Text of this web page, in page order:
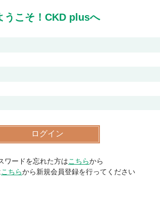
うこそ！CKD plusへ
ワードを忘れた方はこちらから
こちらから新規会員登録を行ってください